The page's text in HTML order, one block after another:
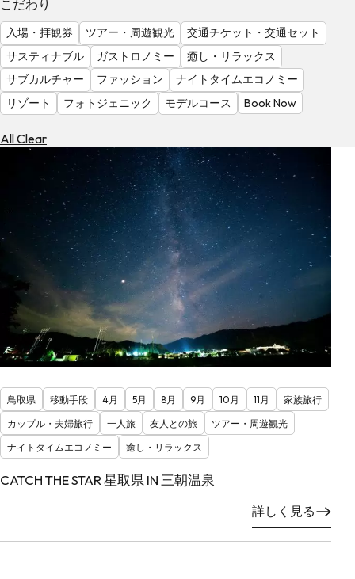
べ
る
天
気
を
見
る
こだわり
入場・拝観券 ツアー・周遊観光
交通チケット・交通セット
サスティナブル
ガストロノミー
癒し・リラックス
サブカルチャー
ファッション
ナイトタイムエコノミー
リゾート
フォトジェニック モデルコース Book Now
All Clear
鳥取県 移動手段 4月 5月 8月 9月 10月 11月
家族旅行
カップル・夫婦旅行
一人旅 友人との旅
ツアー・周遊観光
ナイトタイムエコノミー
癒し・リラックス
CATCH THE STAR 星取県 IN 三朝温泉
詳しく見る